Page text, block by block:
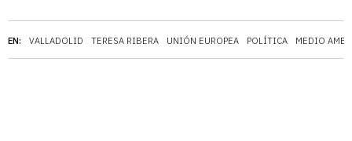
EN: VALLADOLID TERESA RIBERA UNIÓN EUROPEA POLÍTICA MEDIO